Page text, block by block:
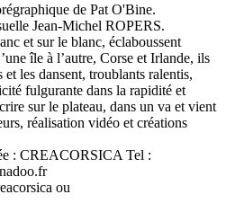
de Pat O'Bine.
Jean-Michel ROPERS.
et sur le blanc, éclaboussent
île à l’autre, Corse et Irlande, ils
et les dansent, troublants ralentis,
fulgurante dans la rapidité et
sur le plateau, dans un va et vient
réalisation vidéo et créations
: CREACORSICA Tel :
ou